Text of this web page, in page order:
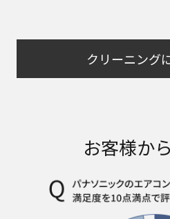
クリーニング
お客様か